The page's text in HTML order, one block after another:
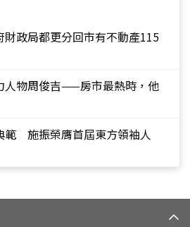
財政局都更分回市有不動產115
人物周俊吉——房市最熱時，他
範 施振榮膺首屆東方領袖人